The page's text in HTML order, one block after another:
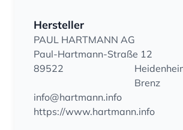
Hersteller
PAUL HARTMANN AG
Paul-Hartmann-Straße 12
89522
Brenz
info@hartmann.info
https://www.hartmann.info